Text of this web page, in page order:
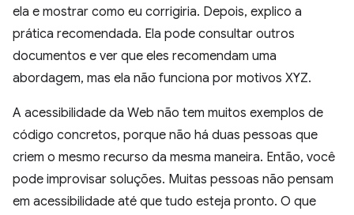
ela e mostrar como eu corrigiria. Depois, explico a
prática recomendada. Ela pode consultar outros
documentos e ver que eles recomendam uma
abordagem, mas ela não funciona por motivos XYZ.
A acessibilidade da Web não tem muitos exemplos de
código concretos, porque não há duas pessoas que
criem o mesmo recurso da mesma maneira. Então, você
pode improvisar soluções. Muitas pessoas não pensam
em acessibilidade até que tudo esteja pronto. O que